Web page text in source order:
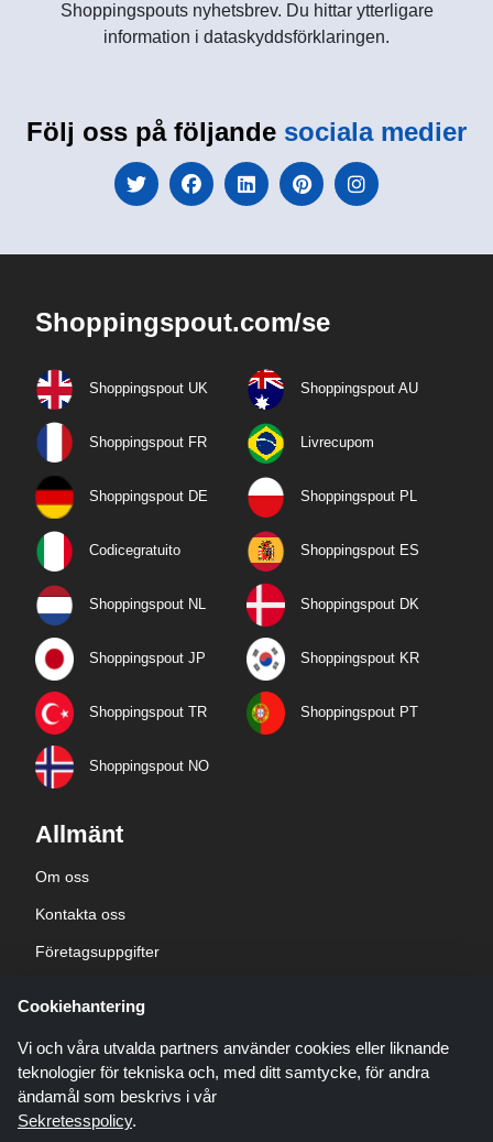
Shoppingspouts nyhetsbrev. Du hittar ytterligare
information i dataskyddsförklaringen.
Följ oss på följande sociala medier
Shoppingspout.com/se
Shoppingspout UK Shoppingspout AU
Shoppingspout FR Livrecupom
Shoppingspout DE Shoppingspout PL
Codicegratuito Shoppingspout ES
Shoppingspout NL Shoppingspout DK
Shoppingspout JP Shoppingspout KR
Shoppingspout TR Shoppingspout PT
Shoppingspout NO
Allmänt
Om oss
Kontakta oss
Företagsuppgifter
Cookiehantering
Vi och våra utvalda partners använder cookies eller liknande
teknologier för tekniska och, med ditt samtycke, för andra
ändamål som beskrivs i vår
Sekretesspolicy.